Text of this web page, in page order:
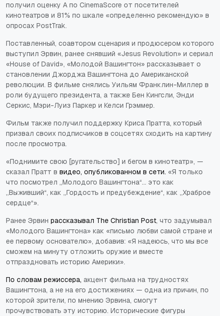
получил оценку A по CinemaScore от посетителей
кинотеатров и 81% по шкале «определенно рекомендую» в
опросах PostTrak.
Поставленный, соавтором сценария и продюсером которого
выступил Эрвин, ранее снявший «Jesus Revolution» и сериал
«House of David», «Молодой Вашингтон» рассказывает о
становлении Джорджа Вашингтона до Американской
революции. В фильме снялись Уильям Франклин-Миллер в
роли будущего президента, а также Бен Кингсли, Энди
Серкис, Мэри-Луиз Паркер и Келси Грэммер.
Фильм также получил поддержку Криса Пратта, который
призвал своих подписчиков в соцсетях сходить на картину
после просмотра.
«Поднимите свою [ругательство] и бегом в кинотеатр», —
сказал Пратт в видео, опубликованном в сети. «Я только
что посмотрел „Молодого Вашингтона“... это как
„Выживший“, как „Гордость и предубеждение“, как „Храброе
сердце“».
Ранее Эрвин рассказывал The Christian Post, что задумывал
«Молодого Вашингтона» как «письмо любви самой стране и
ее первому основателю», добавив: «Я надеюсь, что мы все
сможем на минуту отложить оружие и вместе
отпраздновать историю Америки».
По словам режиссера, акцент фильма на трудностях
Вашингтона, а не на его достижениях — одна из причин, по
которой зрители, по мнению Эрвина, смогут
прочувствовать эту историю. Исторические фигуры